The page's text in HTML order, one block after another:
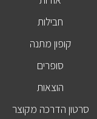
חבילות
קופון מתנה
סופרים
הוצאות
סרטון הדרכה מקוצר